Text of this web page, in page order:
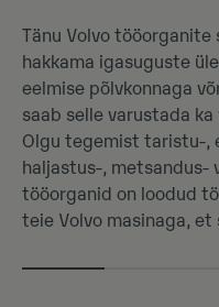
Tänu Volvo tööorganite
hakkama igasuguste
eelmise põlvkonnaga
saab selle varustada
Olgu tegemist taristu-,
haljastus-, metsandus-
tööorganid on loodud
teie Volvo masinaga,